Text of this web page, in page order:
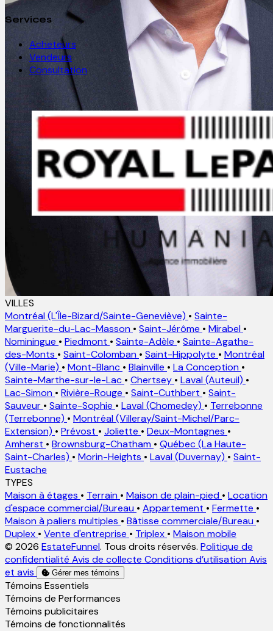
Services
Acheteurs
Vendeurs
Consultation
VILLES
Montréal (L'Île-Bizard/Sainte-Geneviève) • Sainte-
Marguerite-du-Lac-Masson • Saint-Jérôme • Mirabel •
Nominingue • Piedmont • Sainte-Adèle • Sainte-Agathe-
des-Monts • Saint-Colomban • Saint-Hippolyte • Montréal
(Ville-Marie) • Mont-Blanc • Blainville • La Conception •
Sainte-Marthe-sur-le-Lac • Chertsey • Laval (Auteuil) •
Lac-Simon • Rivière-Rouge • Saint-Cuthbert • Saint-
Sauveur • Sainte-Sophie • Laval (Chomedey) • Terrebonne
(Terrebonne) • Montréal (Villeray/Saint-Michel/Parc-
Extension) • Prévost • Joliette • Deux-Montagnes •
Amherst • Brownsburg-Chatham • Québec (La Haute-
Saint-Charles) • Morin-Heights • Laval (Duvernay) • Saint-
Eustache
TYPES
Maison à étages • Terrain • Maison de plain-pied • Location
d'espace commercial/Bureau • Appartement • Fermette •
Maison à paliers multiples • Bâtisse commerciale/Bureau •
Duplex • Vente d'entreprise • Triplex • Maison mobile
© 2026 EstateFunnel. Tous droits réservés. Politique de
confidentialité Avis de collecte Conditions d’utilisation Avis
et avis
Gérer mes témoins
Activer
Témoins Essentiels
Activer
Témoins de Performances
Activer
Témoins publicitaires
Activer
Témoins de fonctionnalités